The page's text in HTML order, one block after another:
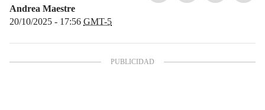
Andrea Maestre
20/10/2025 - 17:56 GMT-5